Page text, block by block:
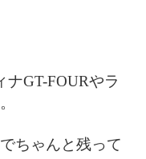
GT-FOURやラ
ちゃんと残って